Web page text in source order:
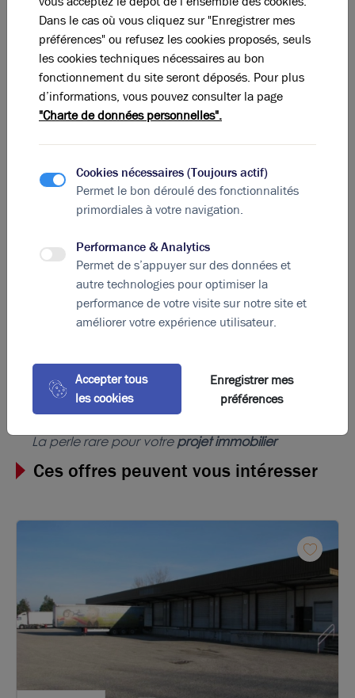
encore l’immobilier de bureaux qui porte le marché,
avec 68 % des montants investis soit 357 millions
d’euros – contre 81 millions d’euros au premier
trimestre 2019. Si les dernières années ont vu les
investisseurs étrangers prendre de l’importance sur le
marché – leurs investissements ont en effet triplé en
dernier avec 61% des volumes investis au premier
trimestre 2020. La cessation totale d’activité imposée
par le confinement fait pourtant déjà sentir ses
premiers effets, parmi lesquels une volonté affichée
en vue de réaliser des économies. Dans le contexte de
crise actuelle, et à la faveur du télétravail, ces
entreprises ont pris conscience de la sous-utilisation
des espaces professionnels et tendent désormais à se
diriger vers des structures plus petites. Une tendance
La perle rare pour votreprojet immobilier
Ces offres peuvent vous intéresser
Dans le cas où vous cliquez sur "Enregistrer mes
préférences" ou refusez les cookies proposés, seuls
les cookies techniques nécessaires au bon
fonctionnement du site seront déposés. Pour plus
d’informations, vous pouvez consulter la page
"Charte de données personnelles".
Cookies nécessaires (Toujours actif)
Permet le bon déroulé des fonctionnalités
primordiales à votre navigation.
Performance & Analytics
Permet de s’appuyer sur des données et
autre technologies pour optimiser la
performance de votre visite sur notre site et
améliorer votre expérience utilisateur.
Accepter tous
les cookies
Enregistrer mes
préférences